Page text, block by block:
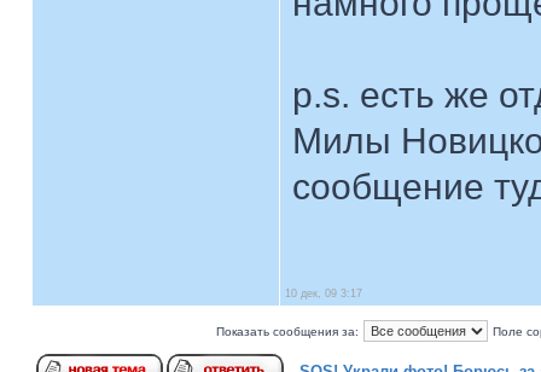
p.s. есть же
Милы
сообщение
10 дек, 09 3:17
Показать сообщения за: Поле